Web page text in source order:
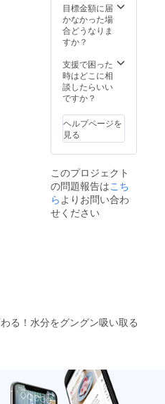
目標金額に届
かなかった場
合どうなりま
すか？
支援で困った
時はどこに相
談したらいい
ですか？
ヘルプページを
見る
このプロジェクト
の問題報告はこち
ら よりお問い合わ
せください
る！水分をグングン吸い取る